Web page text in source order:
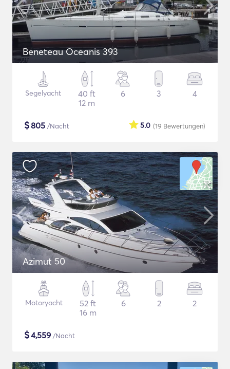
Beneteau Oceanis 393
Segelyacht
40 ft
12 m
6 3 4
$805 /Nacht (19 Bewertungen)
5.0
Azimut 50
Motoryacht
52 ft
16 m
6 2 2
$4,559 /Nacht